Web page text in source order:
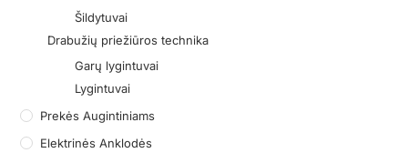
Šildytuvai
Drabužių priežiūros technika
Garų lygintuvai
Lygintuvai
Prekės Augintiniams
Elektrinės Anklodės